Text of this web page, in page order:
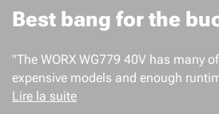
Best bang for the
"The WORX WG779 40V has many
expensive models and enough
Lire la suite